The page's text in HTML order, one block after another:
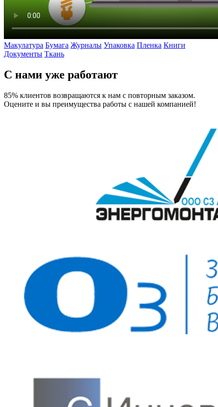
Макулатура Бумага Журналы Упаковка Пленка Книги
Документы Ткань
С нами уже работают
85% клиентов возвращаются к нам с повторным заказом.
Оцените и вы преимущества работы с нашей компанией!